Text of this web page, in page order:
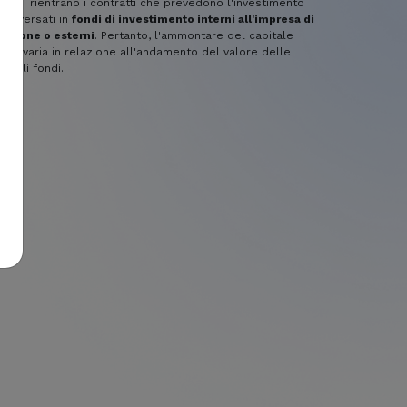
III rientrano i contratti che prevedono l'investimento
versati in fondi di investimento interni all'impresa di
o esterni. Pertanto, l'ammontare del capitale
varia in relazione all'andamento del valore delle
tali fondi.